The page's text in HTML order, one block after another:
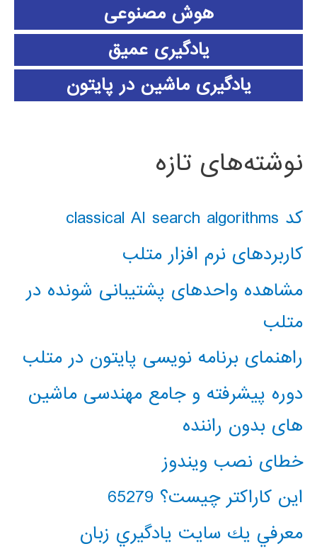
هوش مصنوعی
یادگیری عمیق
یادگیری ماشین در پایتون
نوشته‌های تازه
کد classical AI search algorithms
کاربردهای نرم افزار متلب
مشاهده واحدهای پشتیبانی شونده در
متلب
راهنمای برنامه نویسی پایتون در متلب
دوره پیشرفته و جامع مهندسی ماشین
های بدون راننده
خطای نصب ویندوز
این کاراکتر چیست؟ 65279
معرفي يك سايت يادگيري زبان